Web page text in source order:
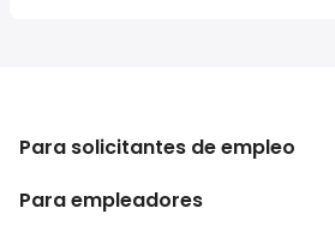
Para solicitantes de empleo
Buscador de trabajo
Para empleadores